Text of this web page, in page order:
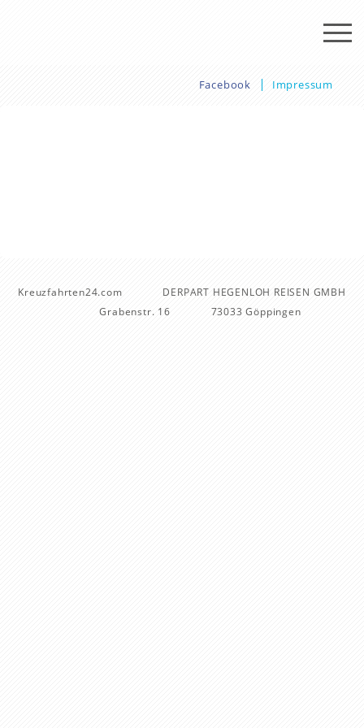
Facebook Impressum
Kreuzfahrten24.com
DERPART HEGENLOH REISEN GMBH
Grabenstr. 16
73033 Göppingen